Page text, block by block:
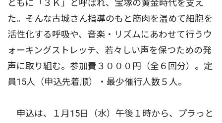
ともに「３Ｋ」と呼ばれ、宝塚の黄金時代を支え
た。そんな古城さん指導のもと筋肉を温めて細胞を
活性化する呼吸や、音楽・リズムにあわせて行うウ
ォーキングストレッチ、若々しい声を保つための発
声に取り組む。参加費３０００円（全６回分）。定
員15人（申込先着順）・最少催行人数５人。
申込は、１月15日（水）午後１時から、プラっと